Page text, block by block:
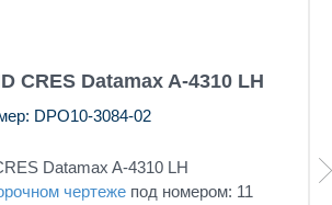
CRES Datamax A-4310 LH
DPO10-3084-02
Datamax A-4310 LH
чертеже под номером: 11